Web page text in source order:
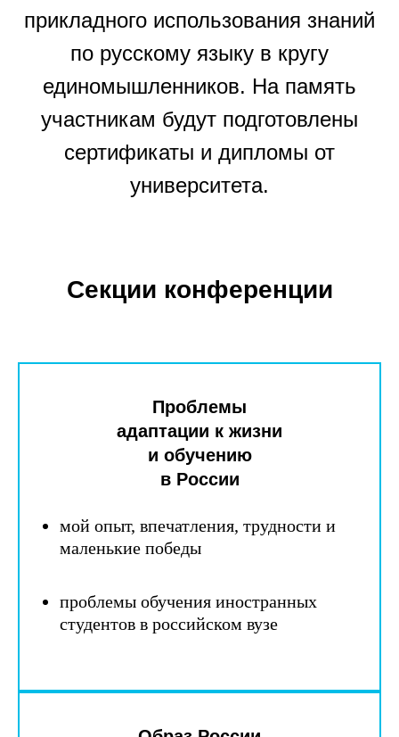
прикладного использования знаний
по русскому языку в кругу
единомышленников. На память
участникам будут подготовлены
сертификаты и дипломы от
университета.
Секции конференции
Проблемы
адаптации к жизни
и обучению
в России
мой опыт, впечатления, трудности и
маленькие победы
проблемы обучения иностранных
студентов в российском вузе